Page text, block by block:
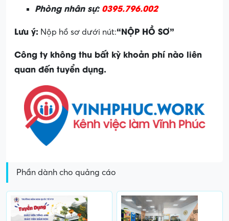
Phòng nhân sự: 0395.796.002
Lưu ý: Nộp hồ sơ dưới nút:“NỘP HỒ SƠ”
Công ty không thu bất kỳ khoản phí nào liên
quan đến tuyển dụng.
Phần dành cho quảng cáo